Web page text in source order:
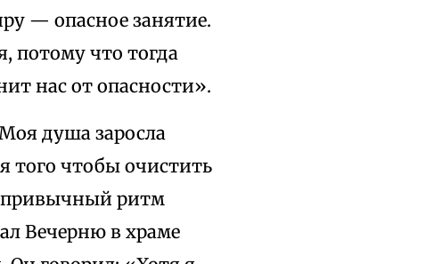
— опасное занятие.
потому что тогда
нас от опасности».
душа заросла
того чтобы очистить
привычный ритм
Вечерню в храме